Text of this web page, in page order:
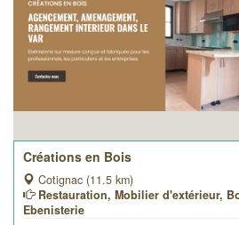
Créations en Bois
Cotignac (11.5 km)
Restauration, Mobilier d'extérieur,
Ebenisterie